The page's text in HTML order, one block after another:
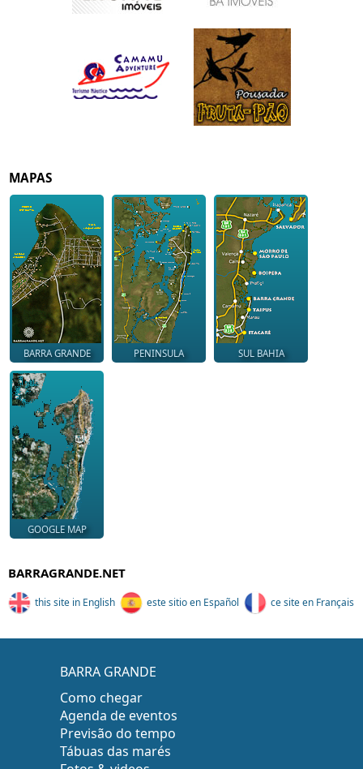
MAPAS
BARRA GRANDE PENINSULA SUL BAHIA
GOOGLE MAP
BARRAGRANDE.NET
this site in English este sitio en Español ce site en Français
BARRA GRANDE
Como chegar
Agenda de eventos
Previsão do tempo
Tábuas das marés